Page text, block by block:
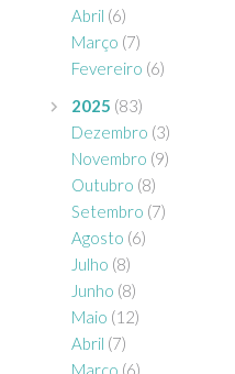
Abril (6)
Março (7)
Fevereiro (6)
2025 (83)
Dezembro (3)
Novembro (9)
Outubro (8)
Setembro (7)
Agosto (6)
Julho (8)
Junho (8)
Maio (12)
Abril (7)
Março (6)